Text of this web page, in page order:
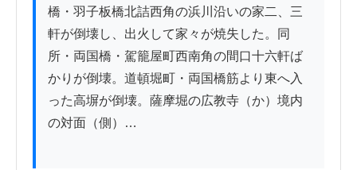
橋・羽子板橋北詰西角の浜川沿いの家二、三
軒が倒壊し、出火して家々が焼失した。同
所・両国橋・駕籠屋町西南角の間口十六軒ば
かりが倒壊。道頓堀町・両国橋筋より東へ入
った高塀が倒壊。薩摩堀の広教寺（か）境内
の対面（側）…